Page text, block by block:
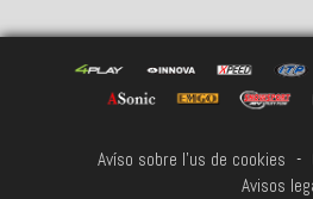
Avíso sobre l'us de cookies -
Avisos